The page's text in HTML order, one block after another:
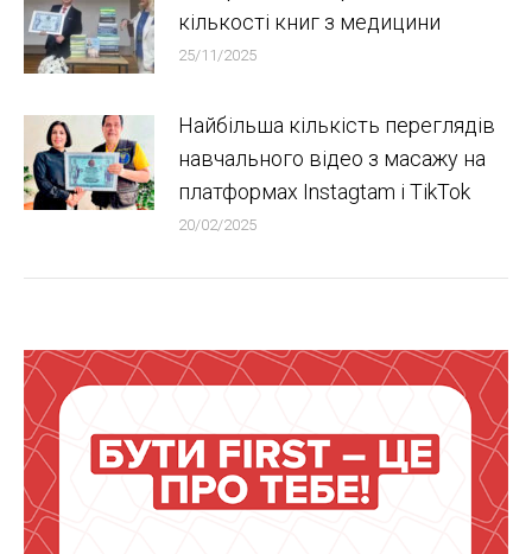
кількості книг з медицини
25/11/2025
Найбільша кількість переглядів
навчального відео з масажу на
платформах Instagtam i TikTok
20/02/2025